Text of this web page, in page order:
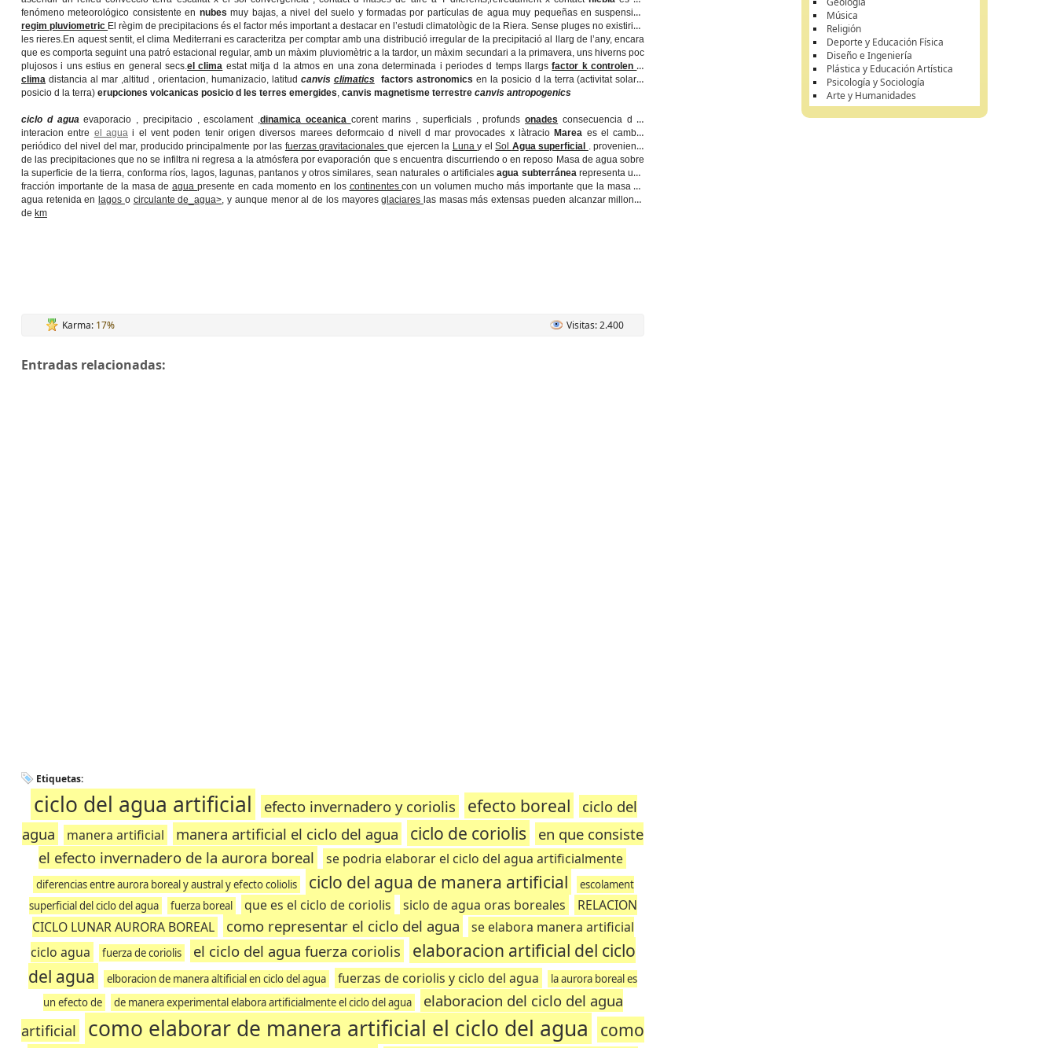
fenómeno meteorológico consistente en nubes muy bajas, a nivel del suelo y formadas por partículas de agua muy pequeñas en suspensión
regim pluviometric El règim de precipitacions és el factor més important a destacar en l’estudi climatològic de la Riera. Sense pluges no existirien
les rieres.En aquest sentit, el clima Mediterrani es caracteritza per comptar amb una distribució irregular de la precipitació al llarg de l’any, encara
que es comporta seguint una patró estacional regular, amb un màxim pluviomètric a la tardor, un màxim secundari a la primavera, uns hiverns poc
plujosos i uns estius en general secs.el clima estat mitja d la atmos en una zona determinada i periodes d temps llargsfactor k controlen el
clima distancia al mar ,altitud , orientacion, humanizacio, latitud canvis climatics factors astronomics en la posicio d la terra (activitat solar y
posicio d la terra) erupciones volcanicas posicio d les terres emergides, canvis magnetisme terrestre canvis antropogenics
ciclo d aguaevaporacio , precipitacio , escolament ,dinamica oceanica corent marins , superficials , profundsonades consecuencia d la
interacion entre el aguai el vent poden tenir origen diversos marees deformcaio d nivell d mar provocades x làtracio Marea es el cambio
periódico del nivel del mar, producido principalmente por las fuerzas gravitacionales que ejercen la Lunay elSol Agua superficial . proveniente
de las precipitaciones que no se infiltra ni regresa a la atmósfera por evaporación que s encuentra discurriendo o en reposo Masa de agua sobre
la superficie de la tierra, conforma ríos, lagos, lagunas, pantanos y otros similares, sean naturales o artificialesagua subterránearepresenta una
fracción importante de la masa deaguapresente en cada momento en los continentescon un volumen mucho más importante que la masa de
agua retenida en lagos o circulante de_agua>, y aunque menor al de los mayoresglaciares las masas más extensas pueden alcanzar millones
de km
Karma: 17% Visitas: 2.400
Entradas relacionadas:
Etiquetas:
ciclo del agua artificial efecto invernadero y coriolis efecto boreal
ciclo del
agua
manera artificial manera artificial el ciclo del agua ciclo de coriolis
en que consiste
el efecto invernadero de la aurora boreal
se podria elaborar el ciclo del agua artificialmente
diferencias entre aurora boreal y austral y efecto coliolis ciclo del agua de manera artificial
escolament
superficial del ciclo del agua
fuerza boreal que es el ciclo de coriolis siclo de agua oras boreales
RELACION
CICLO LUNAR AURORA BOREAL
como representar el ciclo del agua
se elabora manera artificial
ciclo agua
fuerza de coriolis el ciclo del agua fuerza coriolis
elaboracion artificial del ciclo
del agua
elboracion de manera altificial en ciclo del agua fuerzas de coriolis y ciclo del agua
la aurora boreal es
un efecto de
de manera experimental elabora artificialmente el ciclo del agua
elaboracion del ciclo del agua
artificial
como elaborar de manera artificial el ciclo del agua
como
Música
Religión
Deporte y Educación Física
Diseño e Ingeniería
Plástica y Educación Artística
Psicología y Sociología
Arte y Humanidades